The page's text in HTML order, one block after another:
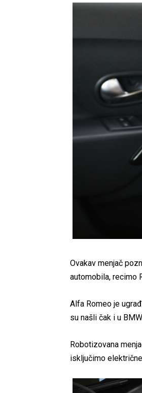
Ovakav menjač
automobila, recimo
Alfa Romeo je
su našli čak i u
Robotizovana
isključimo